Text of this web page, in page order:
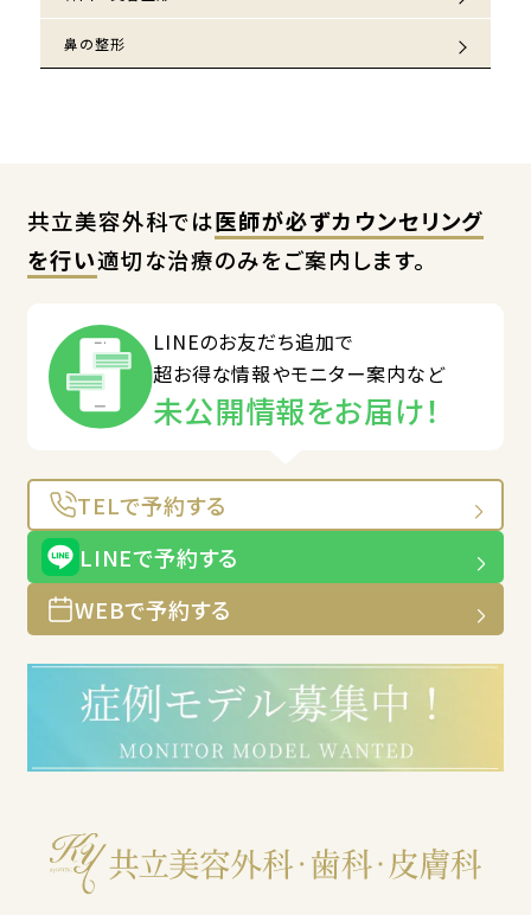
鼻の整形
共立美容外科では医師が必ずカウンセリング
を行い適切な治療のみをご案内します。
LINEのお友だち追加で
超お得な情報やモニター案内など
未公開情報をお届け！
TELで予約する
LINEで予約する
WEBで予約する